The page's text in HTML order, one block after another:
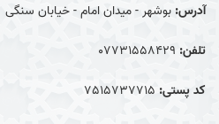
آدرس: بوشهر - میدان امام - خیابان سنگی
تلفن: 07731558429
کد پستی: 7515737715